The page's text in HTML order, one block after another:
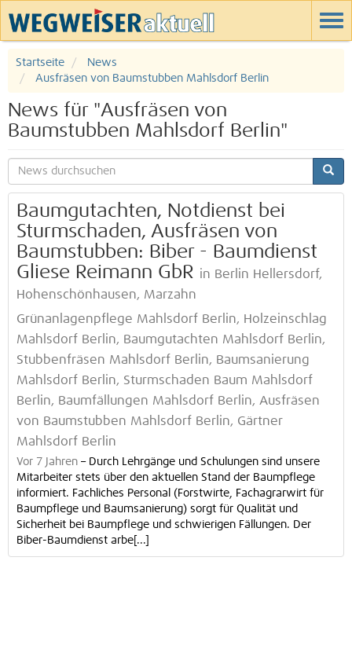
Startseite
News
Ausfräsen von Baumstubben Mahlsdorf Berlin
News für "Ausfräsen von
Baumstubben Mahlsdorf Berlin"
Baumgutachten, Notdienst bei
Sturmschaden, Ausfräsen von
Baumstubben: Biber - Baumdienst
Gliese Reimann GbR in Berlin Hellersdorf,
Hohenschönhausen, Marzahn
Grünanlagenpflege Mahlsdorf Berlin, Holzeinschlag
Mahlsdorf Berlin, Baumgutachten Mahlsdorf Berlin,
Stubbenfräsen Mahlsdorf Berlin, Baumsanierung
Mahlsdorf Berlin, Sturmschaden Baum Mahlsdorf
Berlin, Baumfällungen Mahlsdorf Berlin, Ausfräsen
von Baumstubben Mahlsdorf Berlin, Gärtner
Mahlsdorf Berlin
Vor 7 Jahren – Durch Lehrgänge und Schulungen sind unsere
Mitarbeiter stets über den aktuellen Stand der Baumpflege
informiert. Fachliches Personal (Forstwirte, Fachagrarwirt für
Baumpflege und Baumsanierung) sorgt für Qualität und
Sicherheit bei Baumpflege und schwierigen Fällungen. Der
Biber-Baumdienst arbe[...]